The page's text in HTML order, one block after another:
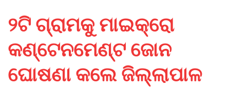
୨ଟି ଗ୍ରାମକୁ ମାଇକ୍ରୋ
କଣ୍ଟେନମେଣ୍ଟ ଜୋନ
ଘୋଷଣା କଲେ ଜିଲ୍ଲାପାଳ